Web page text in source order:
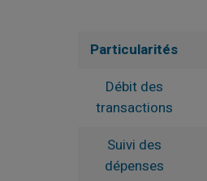
Particularités
Débit des
transactions
Suivi des
dépenses